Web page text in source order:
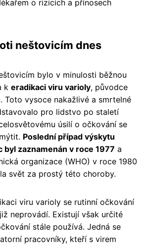
o rizicích a přínosech
neštovicím dnes
bylo v minulosti běžnou
k eradikaci viru varioly, původce
Toto vysoce nakažlivé a smrtelné
pro lidstvo po staletí
úsilí o očkování se
Poslední případ výskytu
byl zaznamenán v roce 1977 a
organizace (WHO) v roce 1980
svět za prostý této choroby.
viru varioly se rutinní očkování
neprovádí. Existují však určité
stále používá. Jedná se
pracovníky, kteří s virem